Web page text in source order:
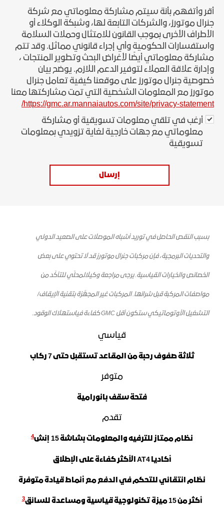
أقر وأتفهم بأنة سيتم مشاركة معلوماتي مع شركة
جنرال موتورز، والشركات التابعة لها، وشبكة الوكلاء أو
الأطراف الأخرى بموجب القانون للامتثال وحملات السلامة
واستفسارات الحكومية وأي إجراء قانوني مماثل. وقد تتم
مشاركة معلوماتي أيضًا لأغراض البحث وتطوير المنتجات ،
وإدارة علاقة العملاء لتوفير الدعم اللازم. يوضح بيان
خصوصية جنرال موتورز على موقعنا كيفية تعامل جنرال
موتورز مع المعلومات الشخصية التي تمت مشاركتها معنا
https://gmc.ar.mannaiautos.com/site/privacy-statement/
أرغب في تلقي معلومات تسويقية أو مشاركة
معلوماتي مع جهات خارجية لغاية تزويدي بمعلومات
تسويقية
إرسال
بسبب النقص الحاصل في توريد أشباه الموصلات على الصعيد الدولي
والتحديات البرمجية، فإن مركبات جنرال موتورز قد لا تحتوي على بعض
الخصائص والخيارات القياسية. يرجى مراجعة وكيلالمحلّي للتأكّد من
مواصفات المركبة قبل شرائها. المركبات غير المجهَّزة بتقنية الإيقاف/
التشغيل الأوتوماتيكيستكونأقل GMC كفاءةفياستهلاك الوقود.
قياسي
ثلاثة صفوف رحبة من المقاعد تستقبل حتى 7 ركاب
متوفر
فتحة سقف بانورامية
​تقدم
نظام ممتاز للترفيه والمعلومات بشاشة 15 إنش 4
أكاديا AT4 الأكثر كفاءة على الإطلاق
نظام انتقائي للتحكم في الدفع مع أنماط قيادة متوفرة
أكثر من 15 ميزة تكنولوجية قياسية ومساعدة للسائق 3